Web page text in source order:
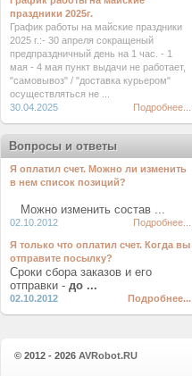
праздники 2025г.
График работы на майские праздники
2025 г.:- 30 апреля сокращеный
предпраздничный день на 1 час. - 1
мая - 4 мая пункт выдачи не работает,
"самовывоз" / "доставка курьером"
осуществляться не ...
30.04.2025
Подробнее...
Вопросы и ответы
Я оплатил счет. Можно ли изменить
в нем список позиций?
Можно изменить состав ...
02.10.2012 Подробнее...
Я только что оплатил счет. Когда вы
отправите посылку?
Сроки сбора заказов и его
отправки - до ...
02.10.2012 Подробнее...
© 2012 - 2026 AVRobot.RU